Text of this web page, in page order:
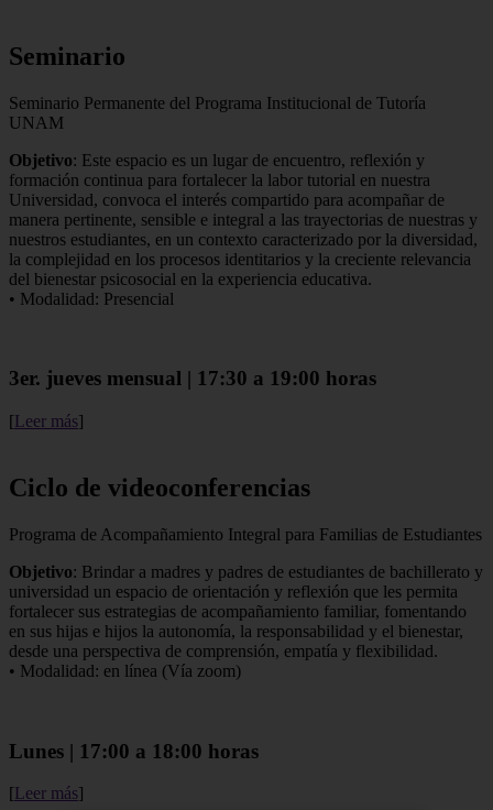
Seminario
Seminario Permanente del Programa Institucional de Tutoría
UNAM
Objetivo: Este espacio es un lugar de encuentro, reflexión y
formación continua para fortalecer la labor tutorial en nuestra
Universidad, convoca el interés compartido para acompañar de
manera pertinente, sensible e integral a las trayectorias de nuestras y
nuestros estudiantes, en un contexto caracterizado por la diversidad,
la complejidad en los procesos identitarios y la creciente relevancia
del bienestar psicosocial en la experiencia educativa.
• Modalidad: Presencial
3er. jueves mensual | 17:30 a 19:00 horas
[Leer más]
Ciclo de videoconferencias
Programa de Acompañamiento Integral para Familias de Estudiantes
Objetivo: Brindar a madres y padres de estudiantes de bachillerato y
universidad un espacio de orientación y reflexión que les permita
fortalecer sus estrategias de acompañamiento familiar, fomentando
en sus hijas e hijos la autonomía, la responsabilidad y el bienestar,
desde una perspectiva de comprensión, empatía y flexibilidad.
• Modalidad: en línea (Vía zoom)
Lunes | 17:00 a 18:00 horas
[Leer más]